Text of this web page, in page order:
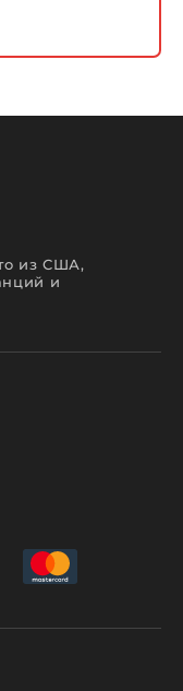
из США,
и